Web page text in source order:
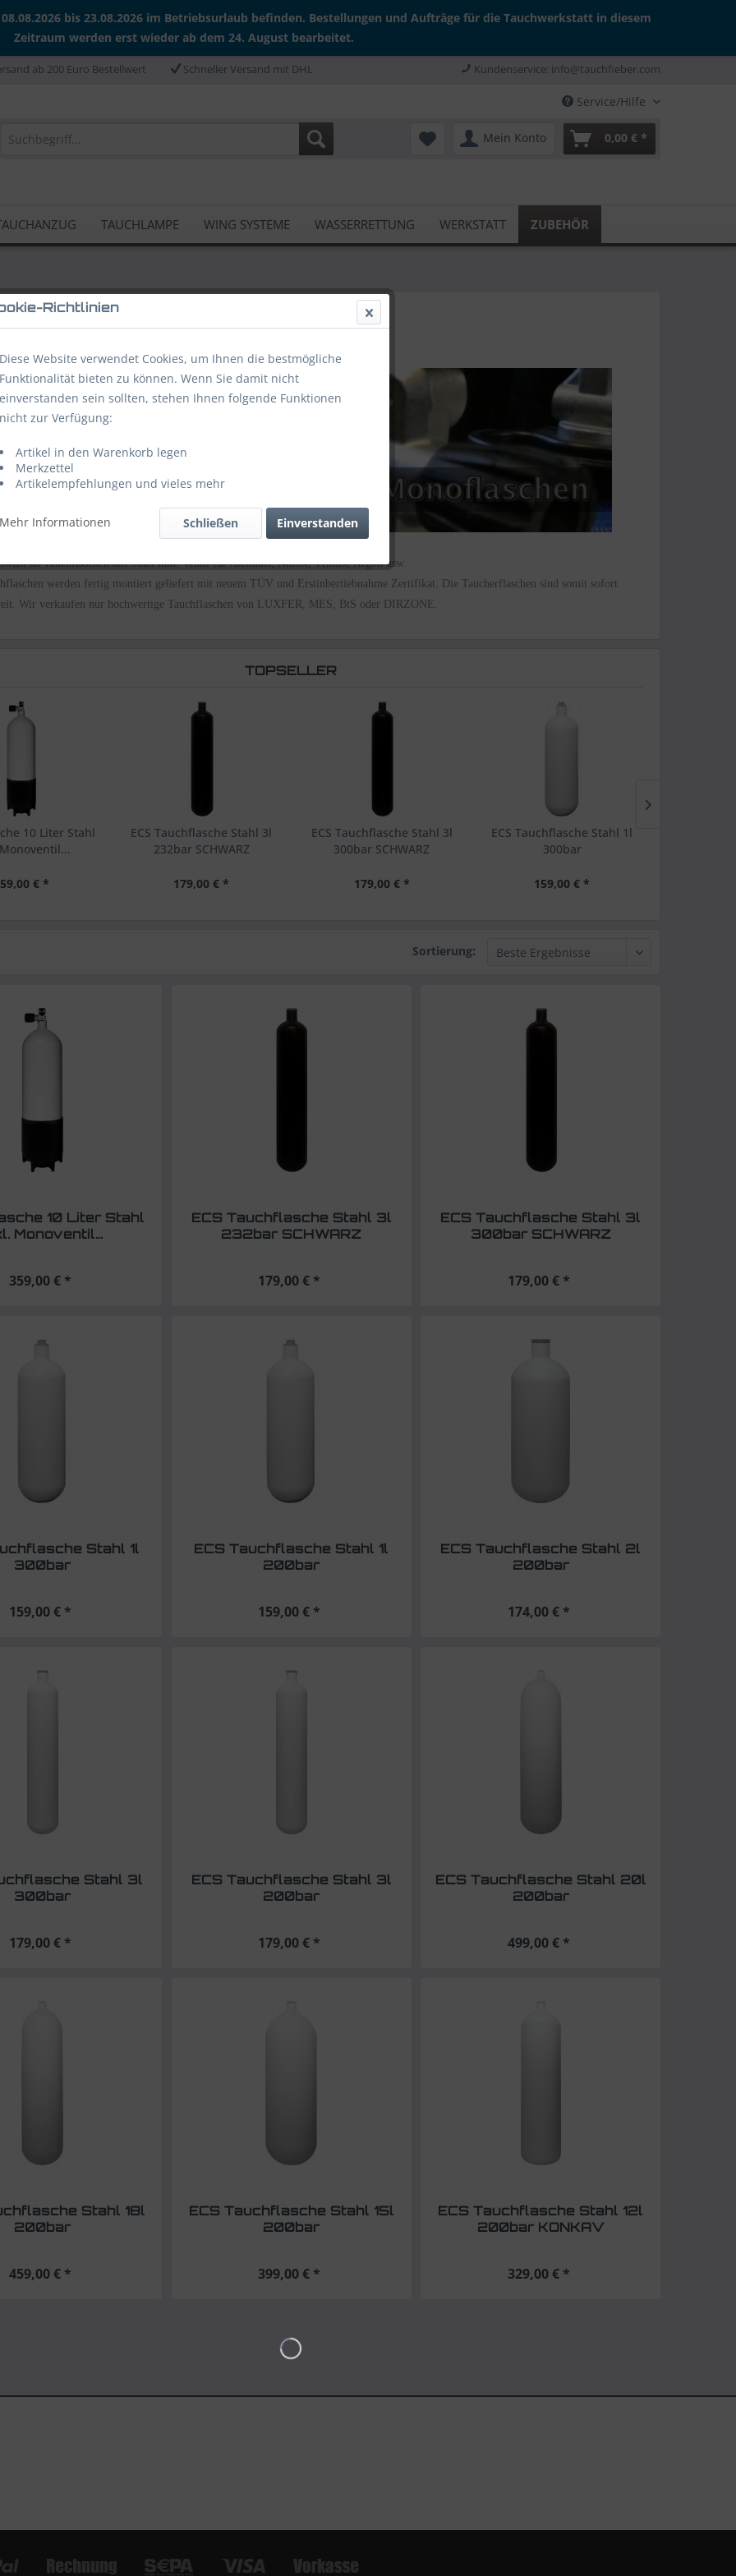
bis 23.08.2026 im Betriebsurlaub befinden. Bestellungen und Aufträge für die Tauchwerkstatt in diesem
Zeitraum werden erst wieder ab dem 24. August bearbeitet.
ab 200 Euro Bestellwert Schneller Versand mit DHL Kundenservice: info@tauchfieber.com
Service/Hilfe
Mein Konto 0,00 € *
TAUCHLAMPE WING SYSTEME WASSERRETTUNG WERKSTATT ZUBEHÖR
an Tauchflaschen aus Stahl inkl. Ventil für Atemluft, Nitrox, Trimix, Argon usw.
werden fertig montiert geliefert mit neuem TÜV und
Erstinbertiebnahme Zertifikat. Die Taucherflaschen sind somit sofort
Wir verkaufen nur hochwertige Tauchflaschen von LUXFER, MES, BtS oder DIRZONE.
TOPSELLER
10 Liter Stahl
€ *
ECS Tauchflasche Stahl 3l
232bar SCHWARZ
179,00 € *
ECS Tauchflasche Stahl 3l
300bar SCHWARZ
179,00 € *
ECS Tauchflasche Stahl 1l
300bar
159,00 € *
Sortierung:
10 Liter Stahl
Monoventil...
359,00 € *
ECS Tauchflasche Stahl 3l
232bar SCHWARZ
179,00 € *
ECS Tauchflasche Stahl 3l
300bar SCHWARZ
179,00 € *
Stahl 1l
300bar
159,00 € *
ECS Tauchflasche Stahl 1l
200bar
159,00 € *
ECS Tauchflasche Stahl 2l
200bar
174,00 € *
Stahl 3l
300bar
179,00 € *
ECS Tauchflasche Stahl 3l
200bar
179,00 € *
ECS Tauchflasche Stahl 20l
200bar
499,00 € *
Stahl 18l
200bar
459,00 € *
ECS Tauchflasche Stahl 15l
200bar
399,00 € *
ECS Tauchflasche Stahl 12l
200bar KONKAV
329,00 € *
Richtlinien
Diese Website verwendet Cookies, um Ihnen die bestmögliche
Funktionalität bieten zu können. Wenn Sie damit nicht
einverstanden sein sollten, stehen Ihnen folgende Funktionen
nicht zur Verfügung:
Artikel in den Warenkorb legen
Merkzettel
Artikelempfehlungen und vieles mehr
Mehr Informationen Einverstanden
Schließen